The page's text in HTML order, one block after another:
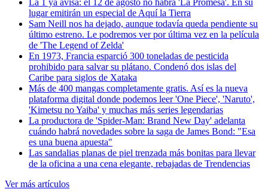
La 1 ya avisa: el 12 de agosto no habrá 'La Promesa'. En su
lugar emitirán un especial de Aquí la Tierra
Sam Neill nos ha dejado, aunque todavía queda pendiente su
último estreno. Le podremos ver por última vez en la película
de 'The Legend of Zelda'
En 1973, Francia esparció 300 toneladas de pesticida
prohibido para salvar su plátano. Condenó dos islas del
Caribe para siglos de Xataka
Más de 400 mangas completamente gratis. Así es la nueva
plataforma digital donde podemos leer 'One Piece', 'Naruto',
'Kimetsu no Yaiba' y muchas más series legendarias
La productora de 'Spider-Man: Brand New Day' adelanta
cuándo habrá novedades sobre la saga de James Bond: "Esa
es una buena apuesta"
Las sandalias planas de piel trenzada más bonitas para llevar
de la oficina a una cena elegante, rebajadas de Trendencias
Ver más artículos